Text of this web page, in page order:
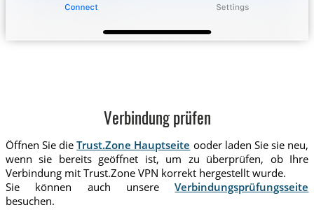
Verbindung prüfen
Öffnen Sie dieTrust.Zone Hauptseite ooder laden Sie sie neu,
wenn sie bereits geöffnet ist, um zu überprüfen, ob Ihre
Verbindung mit Trust.Zone VPN korrekt hergestellt wurde.
Sie können auch unsereVerbindungsprüfungsseite
besuchen.